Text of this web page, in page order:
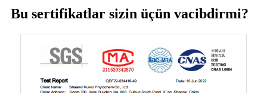
Bu sertifikatlar sizin üçün vacibdirmi?